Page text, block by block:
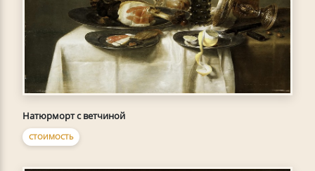
Натюрморт с ветчиной
СТОИМОСТЬ